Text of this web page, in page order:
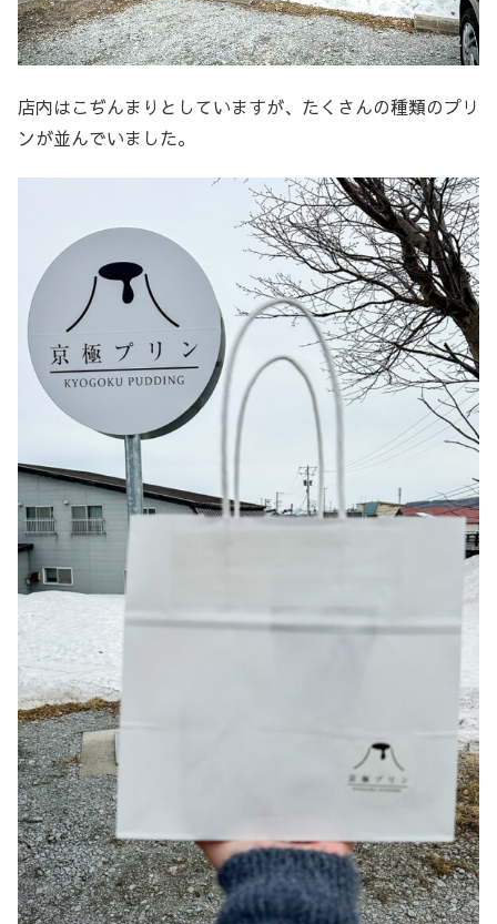
店内はこぢんまりとしていますが、たくさんの種類のプリ
ンが並んでいました。